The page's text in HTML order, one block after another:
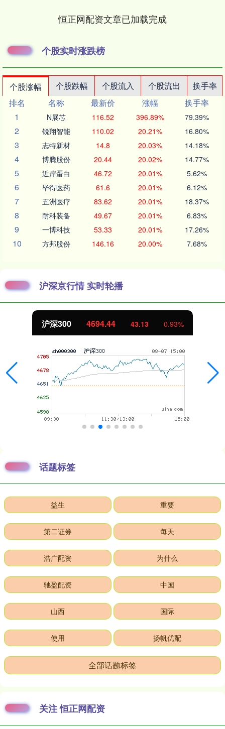
恒正网配资文章已加载完成
个股实时涨跌榜
个股涨幅 个股跌幅 个股流入 个股流出
换手率
排名
名称 最新价 涨幅
换手率
1
N展芯 116.52 396.89% 79.39%
2 锐翔智能 110.02 20.21% 16.80%
3 志特新材 14.8 20.03% 14.18%
4 博腾股份 20.44 20.02% 14.77%
5 近岸蛋白 46.72 20.01% 5.62%
6 毕得医药 61.6 20.01% 6.12%
7 五洲医疗 83.62 20.01% 18.37%
8 耐科装备 49.67 20.01% 6.83%
9 一博科技 53.33 20.01% 17.26%
10 方邦股份 146.16 20.00% 7.68%
沪深京行情 实时轮播
北证50 1134.24 11.37 1.01%
话题标签
益生 重要
第二证券 每天
浩广配资 为什么
驰盈配资 中国
山西 国际
使用 扬帆优配
全部话题标签
关注 恒正网配资